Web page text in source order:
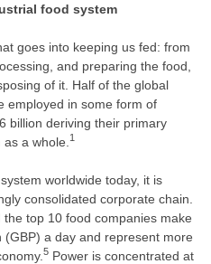
food system
goes into keeping us fed: from
and preparing the food,
of it. Half of the global
employed in some form of
billion deriving their primary
as a whole.1
worldwide today, it is
consolidated corporate chain.
top 10 food companies make
a day and represent more
5 Power is concentrated at